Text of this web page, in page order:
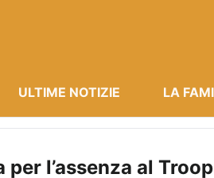
ULTIME NOTIZIE LA
l’assenza al